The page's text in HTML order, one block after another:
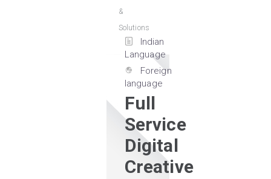
&
Solutions
Indian
Language
Foreign
language
Full
Service
Digital
Creative